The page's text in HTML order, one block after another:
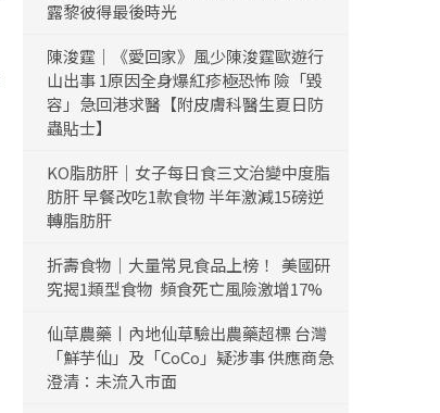
露黎彼得最後時光
陳浚霆｜《愛回家》風少陳浚霆歐遊行
山出事 1原因全身爆紅疹極恐怖 險「毀
容」急回港求醫【附皮膚科醫生夏日防
蟲貼士】
KO脂肪肝｜女子每日食三文治變中度脂
肪肝 早餐改吃1款食物 半年激減15磅逆
轉脂肪肝
折壽食物｜大量常見食品上榜！ 美國研
究揭1類型食物 頻食死亡風險激增17%
仙草農藥丨內地仙草驗出農藥超標 台灣
「鮮芋仙」及「CoCo」疑涉事 供應商急
澄清：未流入市面